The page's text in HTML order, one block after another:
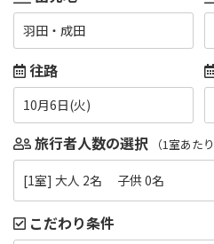
羽田・成田
往路
10月6日(火)
旅行者人数の選択 （1室あたり
[1室] 大人 2名 子供 0名
こだわり条件